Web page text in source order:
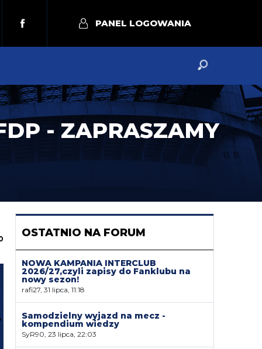
PANEL LOGOWANIA
- ZAPRASZAMY
OSTATNIO NA FORUM
NOWA KAMPANIA INTERCLUB
2026/27,czyli zapisy do Fanklubu na
nowy sezon!
rafi27, 31 lipca, 11:18
Samodzielny wyjazd na mecz -
kompendium wiedzy
SyR90, 23 lipca, 22:03